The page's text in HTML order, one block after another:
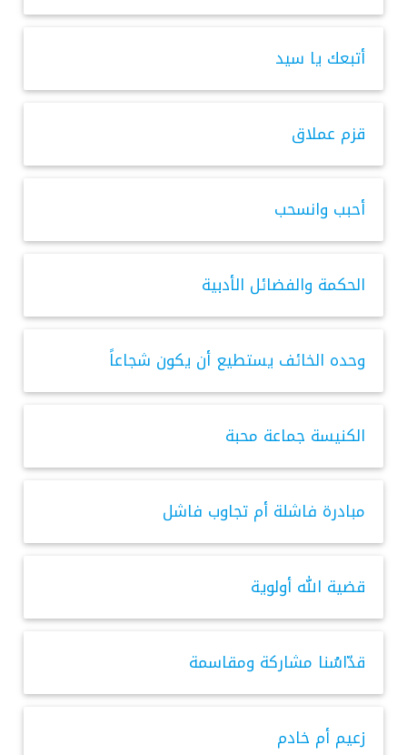
أتبعك يا سيد
قزم عملاق
أحبب وانسحب
الحكمة والفضائل الأدبية
وحده الخائف يستطيع أن يكون شجاعاً
الكنيسة جماعة محبة
مبادرة فاشلة أم تجاوب فاشل
قضية الله أولوية
قدّاسُنا مشاركة ومقاسمة
زعيم أم خادم